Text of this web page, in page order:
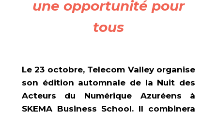
une opportunité pour
tous
Le 23 octobre, Telecom Valley organise
son édition automnale de la Nuit des
Acteurs du Numérique Azuréens à
SKEMA Business School. Il combinera